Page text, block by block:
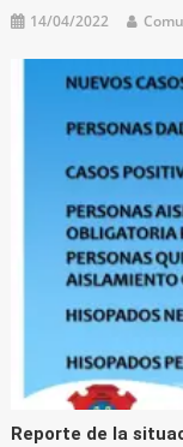
14/04/2022
Reporte de la